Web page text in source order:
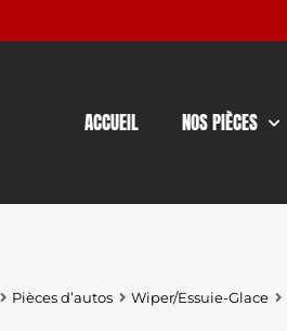
ACCUEIL NOS PIÈCES
Pièces d’autos Wiper/Essuie-Glace